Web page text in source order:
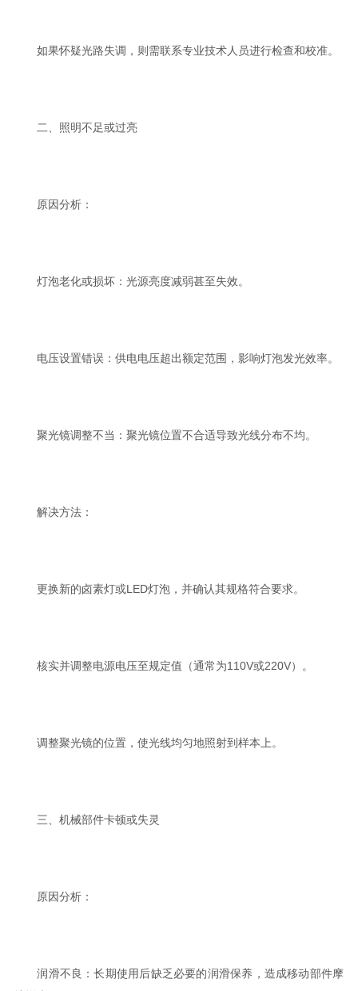
如果怀疑光路失调，则需联系专业技术人员进行检查和校准。
二、照明不足或过亮
原因分析：
灯泡老化或损坏：光源亮度减弱甚至失效。
电压设置错误：供电电压超出额定范围，影响灯泡发光效率。
聚光镜调整不当：聚光镜位置不合适导致光线分布不均。
解决方法：
更换新的卤素灯或LED灯泡，并确认其规格符合要求。
核实并调整电源电压至规定值（通常为110V或220V）。
调整聚光镜的位置，使光线均匀地照射到样本上。
三、机械部件卡顿或失灵
原因分析：
润滑不良：长期使用后缺乏必要的润滑保养，造成移动部件摩